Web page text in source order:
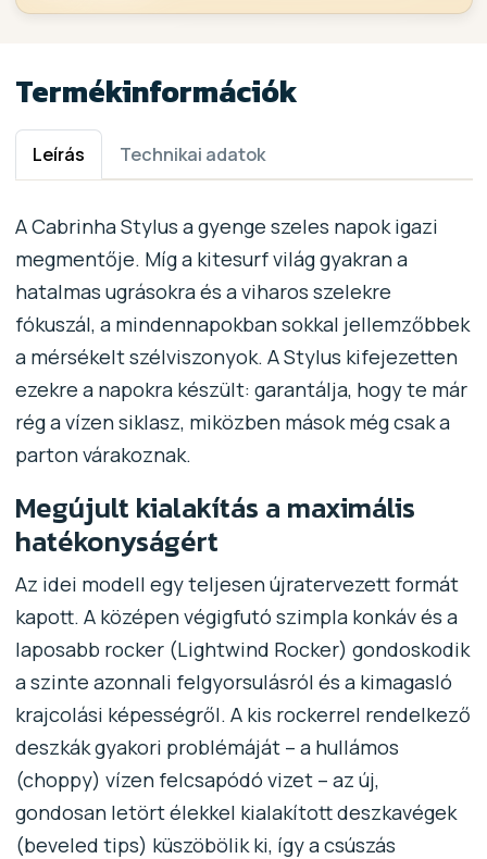
Termékinformációk
Leírás Technikai adatok
A Cabrinha Stylus a gyenge szeles napok igazi
megmentője. Míg a kitesurf világ gyakran a
hatalmas ugrásokra és a viharos szelekre
fókuszál, a mindennapokban sokkal jellemzőbbek
a mérsékelt szélviszonyok. A Stylus kifejezetten
ezekre a napokra készült: garantálja, hogy te már
rég a vízen siklasz, miközben mások még csak a
parton várakoznak.
Megújult kialakítás a maximális
hatékonyságért
Az idei modell egy teljesen újratervezett formát
kapott. A középen végigfutó szimpla konkáv és a
laposabb rocker (Lightwind Rocker) gondoskodik
a szinte azonnali felgyorsulásról és a kimagasló
krajcolási képességről. A kis rockerrel rendelkező
deszkák gyakori problémáját – a hullámos
(choppy) vízen felcsapódó vizet – az új,
gondosan letört élekkel kialakított deszkavégek
(beveled tips) küszöbölik ki, így a csúszás